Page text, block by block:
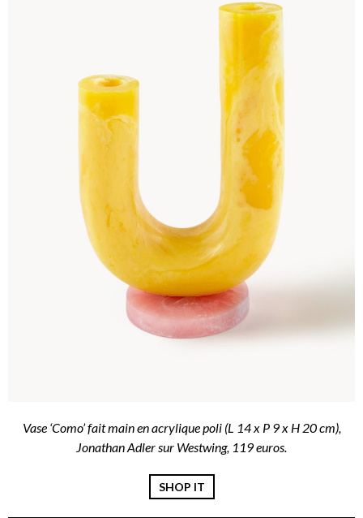
Vase ‘Como’ fait main en acrylique poli (L 14 x P 9 x H 20 cm),
Jonathan Adler sur Westwing, 119 euros.
SHOP IT